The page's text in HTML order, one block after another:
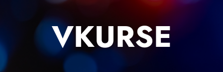
VKURSE